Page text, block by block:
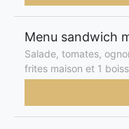
Menu sandwich
Salade, tomates,
frites maison et 1